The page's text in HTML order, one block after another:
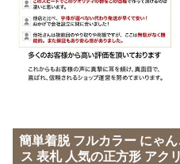
簡単着脱 フルカラー にゃ
ス 表札 人気の正方形 アク